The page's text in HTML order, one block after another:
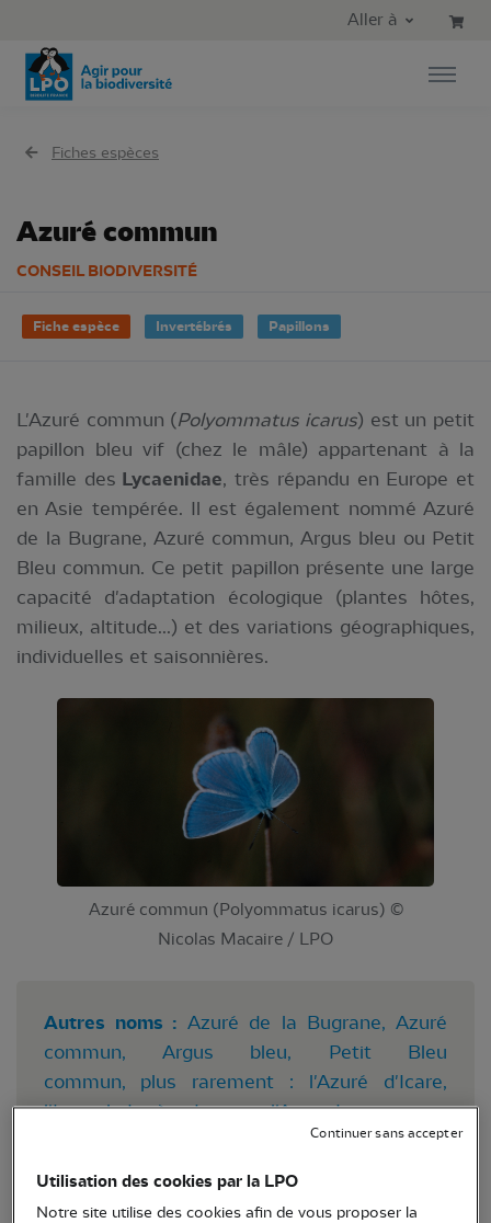
Aller au menu principal
Aller à
Fiches espèces
Azuré commun
CONSEIL BIODIVERSITÉ
Fiche espèce Invertébrés Papillons
L'Azuré commun (Polyommatus icarus) est un petit
papillon bleu vif (chez le mâle) appartenant à la
famille des Lycaenidae, très répandu en Europe et
en Asie tempérée. Il est également nommé Azuré
de la Bugrane, Azuré commun, Argus bleu ou Petit
Bleu commun. Ce petit papillon présente une large
capacité d'adaptation écologique (plantes hôtes,
milieux, altitude...) et des variations géographiques,
individuelles et saisonnières.
Azuré commun (Polyommatus icarus) ©
Nicolas Macaire / LPO
Autres noms : Azuré de la Bugrane, Azuré
commun, Argus bleu, Petit Bleu
commun, plus rarement : l'Azuré d'Icare,
l'Icare, le Lycène Icare ou l'Argus Icare.
Nom allemand: Hauhechelbläuling
Utilisation des cookies par la LPO
Notre site utilise des cookies afin de vous proposer la
Continuer sans accepter